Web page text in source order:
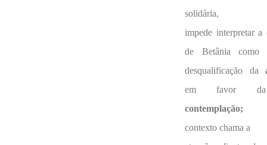
solidária,
impede interpretar a
de Betânia como
desqualificação da
em favor da
contemplação;
contexto chama a